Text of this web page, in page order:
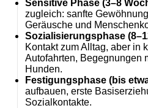
Sensitive Phase (3–8
zugleich: sanfte
Geräusche und
Sozialisierungsphase
Kontakt zum Alltag, aber in
Autofahrten, Begegnungen
Hunden.
Festigungsphase (bis
aufbauen, erste
Sozialkontakte.